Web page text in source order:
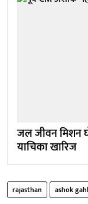
जल जीवन मिशन
याचिका खारिज
rajasthan ashok